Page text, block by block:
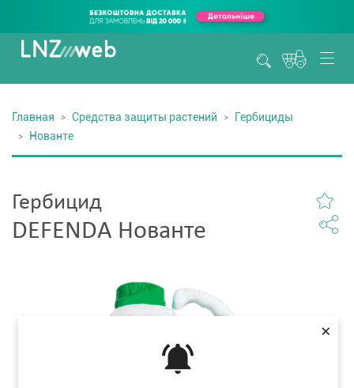
×
Главная Средства защиты растений
Гербициды
Нованте
Гербицид
DEFENDA Нованте